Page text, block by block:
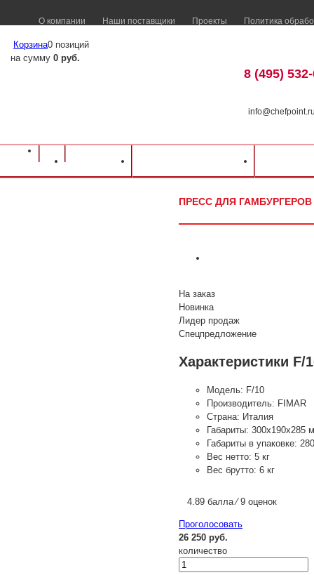
О компании Наши поставщики Проекты Политика
Корзина0 позиций
на сумму 0 руб.
8 (495)
Оборудование для ресторанов и кафе
ПРЕСС ДЛЯ ГАМБУРГЕРОВ
На заказ
Новинка
Лидер продаж
Спецпредложение
Характеристики F/
Модель: F/10
Производитель: FIMAR
Страна: Италия
Габариты: 300х190х285
Габариты в упаковке:
Вес нетто: 5 кг
Вес брутто: 6 кг
4.89 балла ⁄ 9 оценок
Проголосовать
26 250 руб.
количество